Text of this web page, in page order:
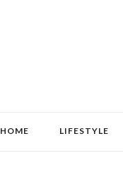
HOME LIFESTYLE